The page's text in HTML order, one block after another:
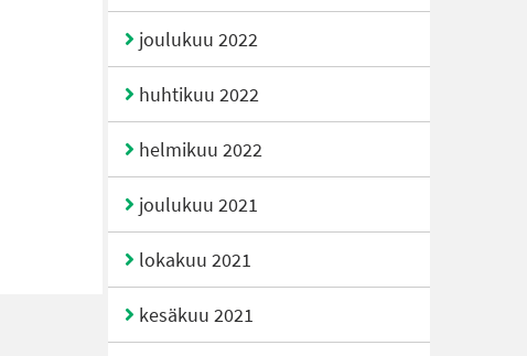
joulukuu 2022
huhtikuu 2022
helmikuu 2022
joulukuu 2021
lokakuu 2021
kesäkuu 2021